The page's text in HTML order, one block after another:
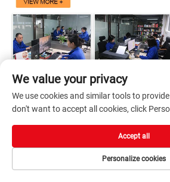
We value your privacy
We use cookies and similar tools to
don't want to accept all cookies, click
Personalize cookies
Accept all